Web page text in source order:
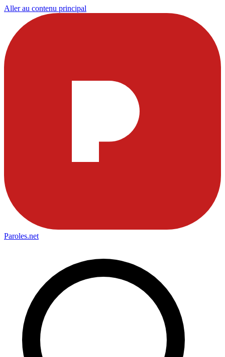
Aller au contenu principal
Paroles.net